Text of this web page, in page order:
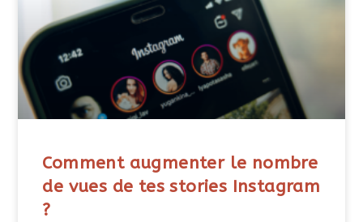
Comment augmenter le nombre
de vues de tes stories Instagram
?